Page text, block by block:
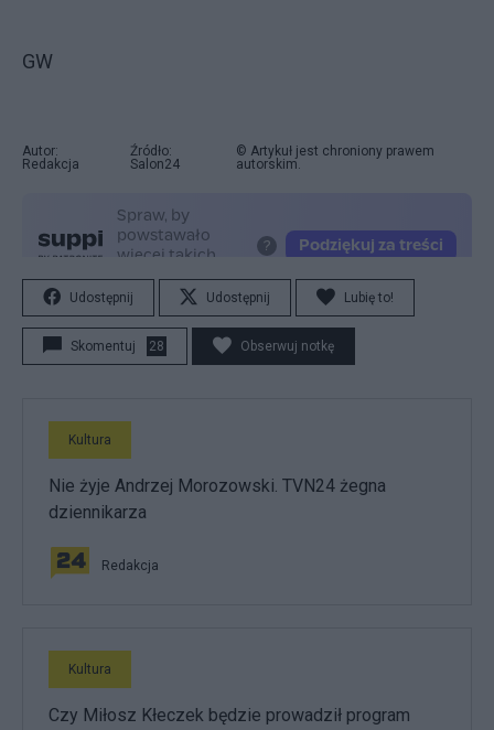
GW
Autor:
Redakcja
Źródło:
Salon24
© Artykuł jest chroniony prawem
autorskim.
Udostępnij Udostępnij Lubię to!
Skomentuj 28 Obserwuj notkę
Kultura
Nie żyje Andrzej Morozowski. TVN24 żegna
dziennikarza
Redakcja
Kultura
Czy Miłosz Kłeczek będzie prowadził program